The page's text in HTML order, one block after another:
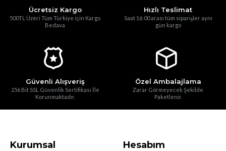
Ücretsiz Kargo
500TL Üzeri Tüm Türkiye için Kargo
Bedava
Hızlı Teslimat
Saat 16:00 arası tüm siparişler aynı
gün kargo
Güvenli Alışveriş
256 Bit SSL Güvenlik Sertifikası İle
Korunmaktadır.
Özel Ambalajlama
Zarar Görmeyecek Şekilde
Paketlenir.
Kurumsal Hesabım